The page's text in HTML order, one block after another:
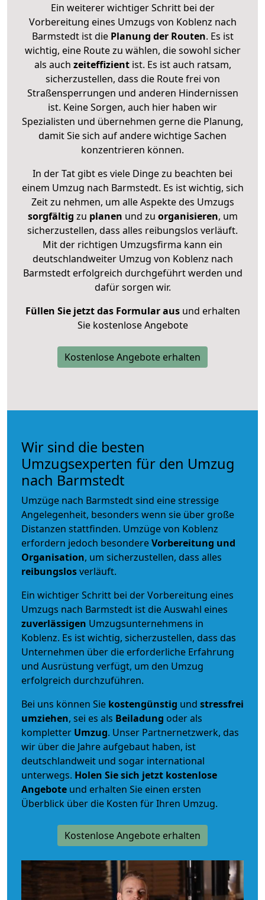
Ein weiterer wichtiger Schritt bei der
Vorbereitung eines Umzugs von Koblenz nach
Barmstedt ist diePlanung der Routen. Es ist
wichtig, eine Route zu wählen, die sowohl sicher
als auch zeiteffizientist. Es ist auch ratsam,
sicherzustellen, dass die Route frei von
Straßensperrungen und anderen Hindernissen
ist. Keine Sorgen, auch hier haben wir
Spezialisten und übernehmen gerne die Planung,
damit Sie sich auf andere wichtige Sachen
konzentrieren können.
In der Tat gibt es viele Dinge zu beachten bei
einem Umzug nach Barmstedt. Es ist wichtig, sich
Zeit zu nehmen, um alle Aspekte des Umzugs
sorgfältig zu planen und zu organisieren, um
sicherzustellen, dass alles reibungslos verläuft.
Mit der richtigen Umzugsfirma kann ein
deutschlandweiter Umzug von Koblenz nach
Barmstedt erfolgreich durchgeführt werden und
dafür sorgen wir.
Füllen Sie jetzt das Formular ausund erhalten
Sie kostenlose Angebote
Kostenlose Angebote erhalten
Wir sind die besten
Umzugsexperten für den Umzug
nach Barmstedt
Umzüge nach Barmstedt sind eine stressige
Angelegenheit, besonders wenn sie über große
Distanzen stattfinden. Umzüge von Koblenz
erfordern jedoch besondereVorbereitung und
Organisation, um sicherzustellen, dass alles
reibungslosverläuft.
Ein wichtiger Schritt bei der Vorbereitung eines
Umzugs nach Barmstedt ist die Auswahl eines
zuverlässigen Umzugsunternehmens in
Koblenz. Es ist wichtig, sicherzustellen, dass das
Unternehmen über die erforderliche Erfahrung
und Ausrüstung verfügt, um den Umzug
erfolgreich durchzuführen.
Bei uns können Sie kostengünstig und stressfrei
umziehen, sei es als Beiladung oder als
kompletter Umzug. Unser Partnernetzwerk, das
wir über die Jahre aufgebaut haben, ist
deutschlandweit und sogar international
unterwegs. Holen Sie sich jetzt kostenlose
Angebote und erhalten Sie einen ersten
Überblick über die Kosten für Ihren Umzug.
Kostenlose Angebote erhalten